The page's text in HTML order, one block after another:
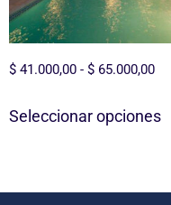
$ 41.000,00 - $ 65.000,00
Seleccionar opciones